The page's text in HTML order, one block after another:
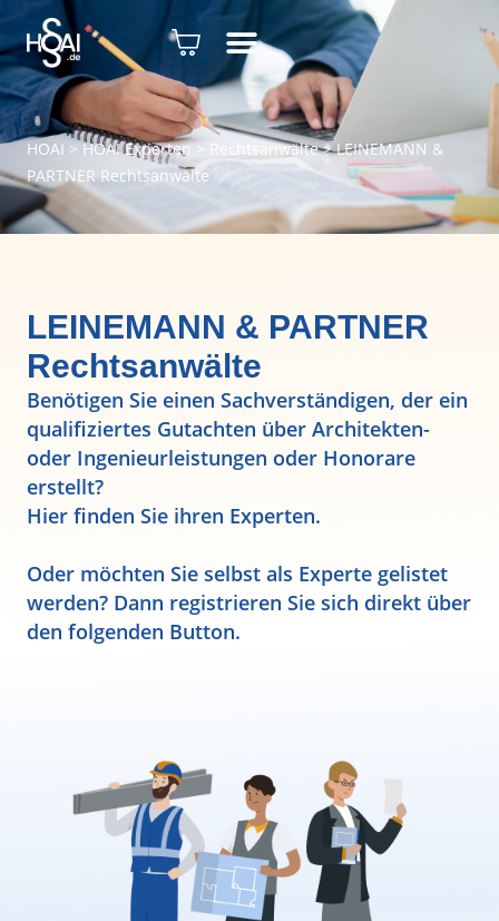
HOAI > HOAI Experten> Rechtsanwälte>LEINEMANN &
PARTNER Rechtsanwälte
LEINEMANN & PARTNER
Rechtsanwälte
Benötigen Sie einen Sachverständigen, der ein
qualifiziertes Gutachten über Architekten-
oder Ingenieurleistungen oder Honorare
erstellt?
Hier finden Sie ihren Experten.
Oder möchten Sie selbst als Experte gelistet
werden? Dann registrieren Sie sich direkt über
den folgenden Button.